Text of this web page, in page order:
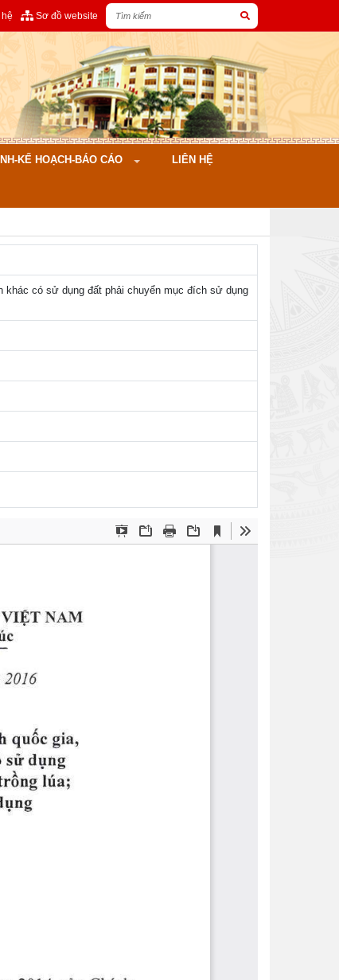
Sơ đồ website
KẾ HOẠCH-BÁO CÁO LIÊN HỆ
có sử dụng đất phải chuyển mục đích sử dụng